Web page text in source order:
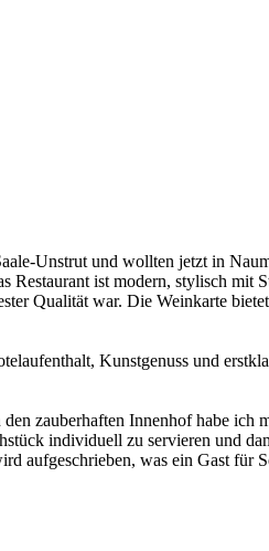
Unstrut und wollten jetzt in
Restaurant ist modern, stylisch
Qualität war. Die Weinkarte
Kunstgenuss und
zauberhaften Innenhof habe
individuell zu servieren und
aufgeschrieben, was ein Gast